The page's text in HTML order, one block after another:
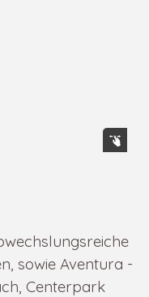
sowie Aventura -
Centerpark